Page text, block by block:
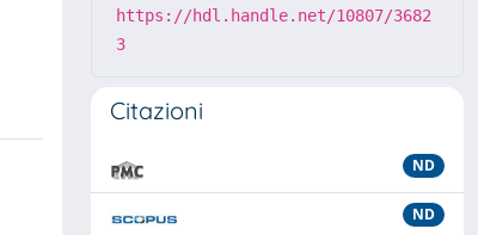
https://hdl.handle.net/10807/3682
3
Citazioni
ND
ND